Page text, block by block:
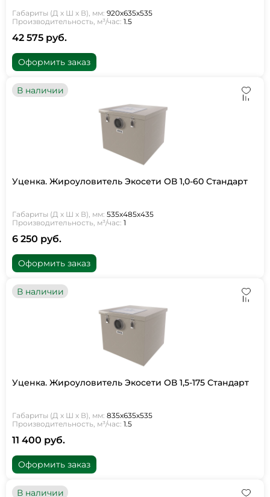
Габариты (Д х Ш х В), мм: 920х635х535
Производительность, м³/час: 1.5
42 575 руб.
Оформить заказ
В наличии
Уценка. Жироуловитель Экосети ОВ 1,0-60 Стандарт
Габариты (Д х Ш х В), мм: 535х485х435
Производительность, м³/час: 1
6 250 руб.
Оформить заказ
В наличии
Уценка. Жироуловитель Экосети ОВ 1,5-175 Стандарт
Габариты (Д х Ш х В), мм: 835х635х535
Производительность, м³/час: 1.5
11 400 руб.
Оформить заказ
В наличии